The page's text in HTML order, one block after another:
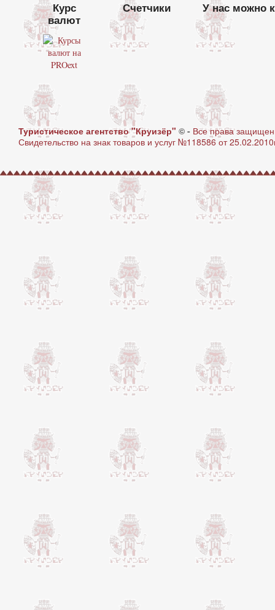
Курс
валют
Счетчики У нас можно
Туристическое агентство "Круизёр" © - Все права
Свидетельство на знак товаров и услуг №118586 от